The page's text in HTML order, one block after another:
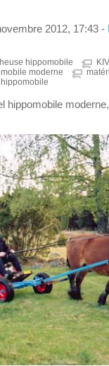
2012, 17:43 -
hippomobile
moderne
hippomobile